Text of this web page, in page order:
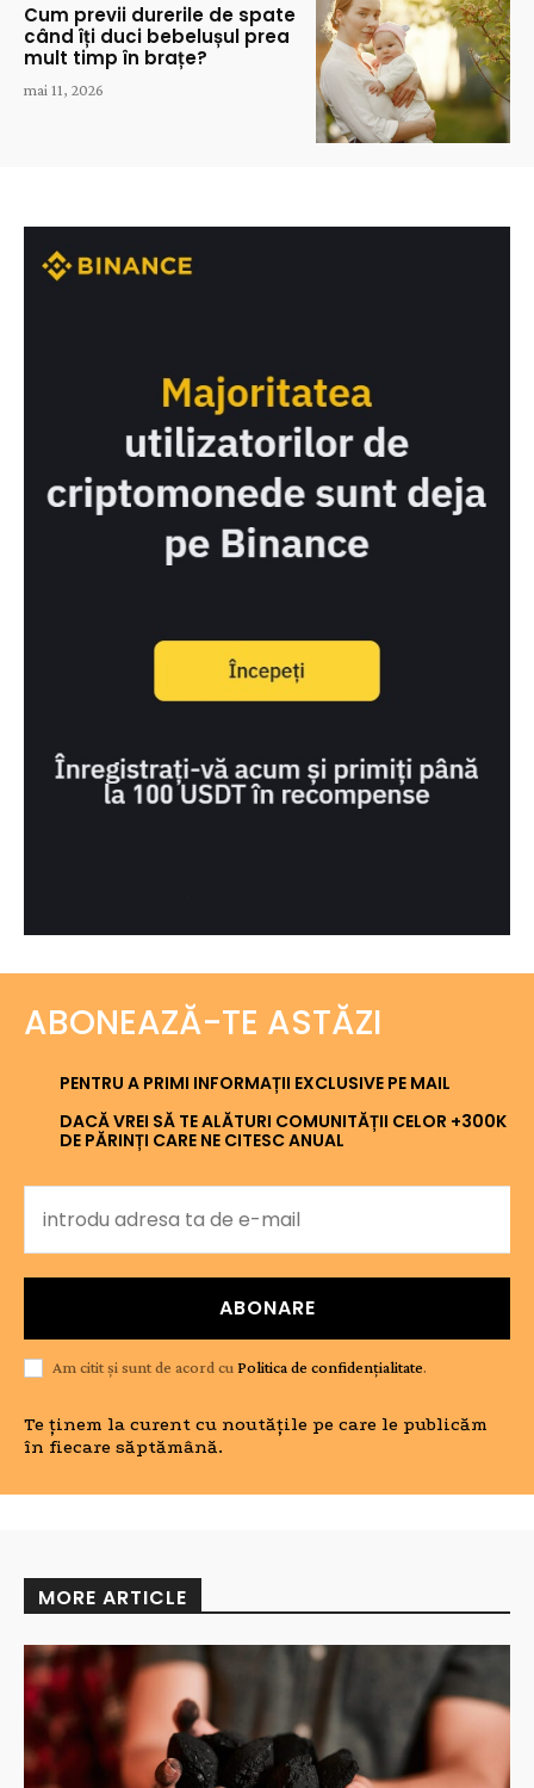
Cum previi durerile de spate
când îți duci bebelușul prea
mult timp în brațe?
mai 11, 2026
ABONEAZĂ-TE ASTĂZI
PENTRU A PRIMI INFORMAȚII EXCLUSIVE PE MAIL
DACĂ VREI SĂ TE ALĂTURI COMUNITĂȚII CELOR +300K
DE PĂRINȚI CARE NE CITESC ANUAL
ABONARE
Am citit și sunt de acord cu Politica de confidențialitate.
Te ținem la curent cu noutățile pe care le publicăm
în fiecare săptămână.
MORE ARTICLE